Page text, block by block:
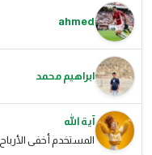
ahmed
ابراهيم محمد
آية الله
المستخدم أخفى الأرباح